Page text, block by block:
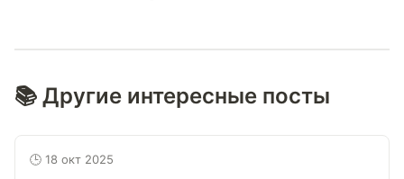
📚 Другие интересные посты
🕒 18 окт 2025